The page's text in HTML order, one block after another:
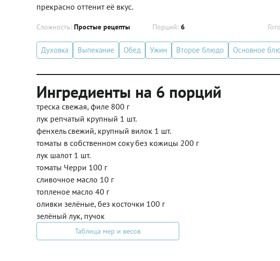
прекрасно оттенит её вкус.
Сложность: Простые рецепты Порций: 6
Духовка Выпекание Обед Ужин Второе блюдо Основное
Ингредиенты на 6 порций
треска свежая, филе 800 г
лук репчатый крупный 1 шт.
фенхель свежий, крупный вилок 1 шт.
томаты в собственном соку без кожицы 200 г
лук шалот 1 шт.
томаты Черри 100 г
сливочное масло 10 г
топленое масло 40 г
оливки зелёные, без косточки 100 г
зелёный лук, пучок
Таблица мер и весов